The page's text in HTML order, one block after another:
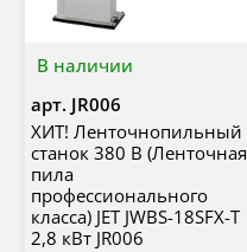
В наличии
арт. JR006
ХИТ! Ленточнопильный
станок 380 В (Ленточная
пила
профессионального
класса) JET JWBS-18SFX-T
2,8 кВт JR006